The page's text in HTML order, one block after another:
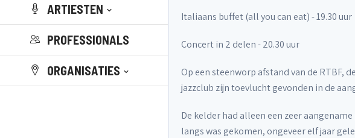
ARTIESTEN
PROFESSIONALS
ORGANISATIES
Italiaans buffet (all you can eat) - 19.30 uur
Concert in 2 delen - 20.30 uur
Op een steenworp afstand van de RTBF,
jazzclub zijn toevlucht gevonden in de
De kelder had alleen een zeer
langs was gekomen, ongeveer elf jaar